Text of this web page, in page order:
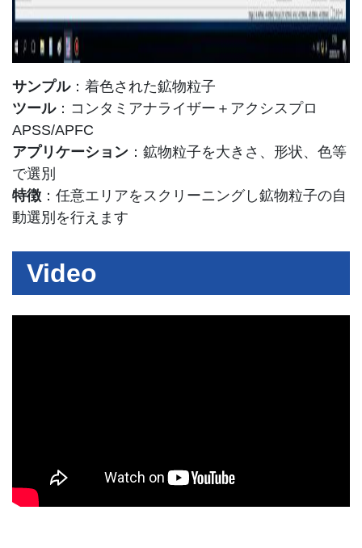
サンプル：着色された鉱物粒子
ツール：コンタミアナライザー＋アクシスプロ
APSS/APFC
アプリケーション ：鉱物粒子を大きさ、形状、色等
で選別
特徴 ：任意エリアをスクリーニングし鉱物粒子の自
動選別を行えます
Video